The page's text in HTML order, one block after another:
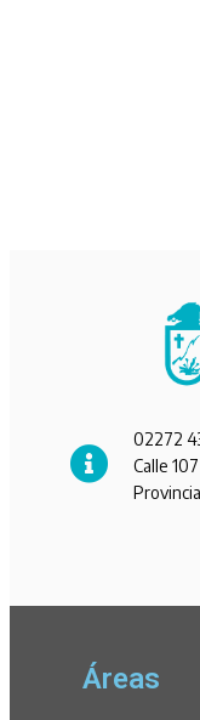
02272
Calle
Áreas